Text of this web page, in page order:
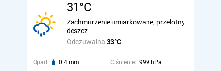
31°C
Odczuwalna 33°C
Zachmurzenie umiarkowane, przelotny
deszcz
Opad: 0.4 mm Ciśnienie: 999 hPa